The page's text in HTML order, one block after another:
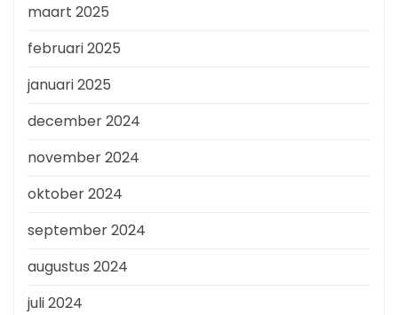
maart 2025
februari 2025
januari 2025
december 2024
november 2024
oktober 2024
september 2024
augustus 2024
juli 2024